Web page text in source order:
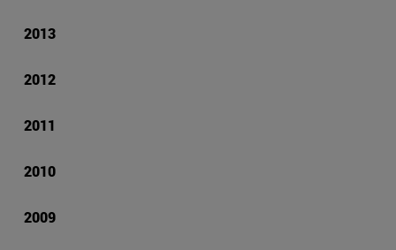
2013
2012
2011
2010
2009